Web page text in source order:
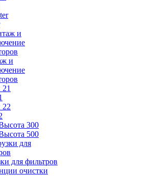
и
300
500
для фильтров